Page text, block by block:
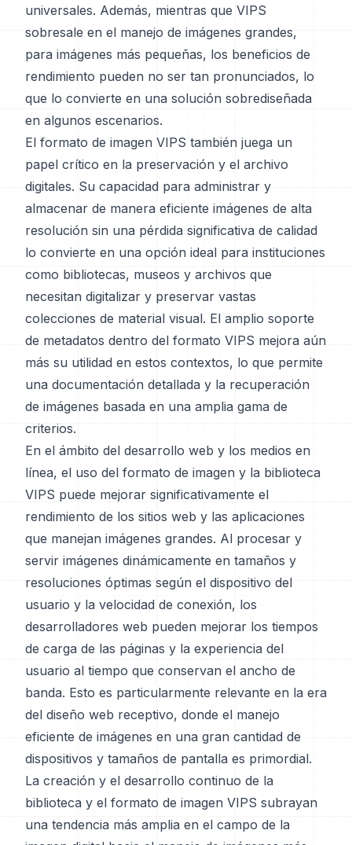
universales. Además, mientras que VIPS
sobresale en el manejo de imágenes grandes,
para imágenes más pequeñas, los beneficios de
rendimiento pueden no ser tan pronunciados, lo
que lo convierte en una solución sobrediseñada
en algunos escenarios.
El formato de imagen VIPS también juega un
papel crítico en la preservación y el archivo
digitales. Su capacidad para administrar y
almacenar de manera eficiente imágenes de alta
resolución sin una pérdida significativa de calidad
lo convierte en una opción ideal para instituciones
como bibliotecas, museos y archivos que
necesitan digitalizar y preservar vastas
colecciones de material visual. El amplio soporte
de metadatos dentro del formato VIPS mejora aún
más su utilidad en estos contextos, lo que permite
una documentación detallada y la recuperación
de imágenes basada en una amplia gama de
criterios.
En el ámbito del desarrollo web y los medios en
línea, el uso del formato de imagen y la biblioteca
VIPS puede mejorar significativamente el
rendimiento de los sitios web y las aplicaciones
que manejan imágenes grandes. Al procesar y
servir imágenes dinámicamente en tamaños y
resoluciones óptimas según el dispositivo del
usuario y la velocidad de conexión, los
desarrolladores web pueden mejorar los tiempos
de carga de las páginas y la experiencia del
usuario al tiempo que conservan el ancho de
banda. Esto es particularmente relevante en la era
del diseño web receptivo, donde el manejo
eficiente de imágenes en una gran cantidad de
dispositivos y tamaños de pantalla es primordial.
La creación y el desarrollo continuo de la
biblioteca y el formato de imagen VIPS subrayan
una tendencia más amplia en el campo de la